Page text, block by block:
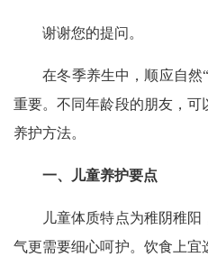
谢谢您的提问。
在冬季养生中，顺应自然“
重要。不同年龄段的朋友，
养护方法。
一、儿童养护要点
儿童体质特点为稚阴稚阳
气更需要细心呵护。饮食上